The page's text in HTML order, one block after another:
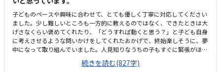
子どものペースや興味に合わせて、とても優しく丁寧に対応してください
ました。少し難しいところも一方的に教えるのではなく、できたときは大
げさなくらい褒めてくれたり、「どうすれば動くと思う？」と子ども自身
に考えさせるような問いかけをしてくれたおかげで、終始楽しそうに、夢
中になって取り組んでいました。人見知りなうちの子もすぐに緊張がほぐ
れ、安心して楽しく学べたと感じています。子どもが大好きなロブロック
スの世界を舞台にしているため、最初から最後まで高いモチベーションで
続きを読む(827字)